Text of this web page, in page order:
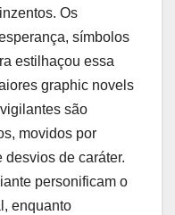
Os
símbolos
estilhaçou essa
graphic novels
são
movidos por
de caráter.
personificam o
enquanto